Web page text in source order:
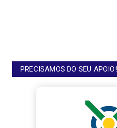
PRECISAMOS DO SEU APOIO!